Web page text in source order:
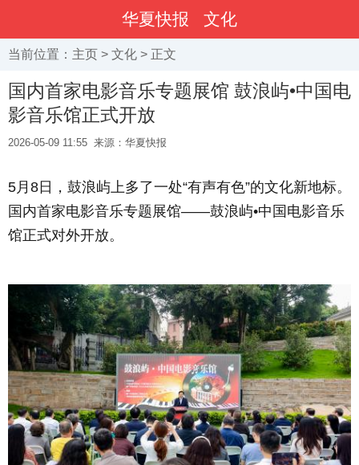
华夏快报 文化
当前位置： 主页 > 文化 > 正文
国内首家电影音乐专题展馆 鼓浪屿•中国电
影音乐馆正式开放
2026-05-09 11:55 来源：华夏快报
5月 8 日，鼓浪屿上多了一处“有声有色”的文化新地标。
国内首家电影音乐专题展馆——鼓浪屿•中国电影音乐
馆正式对外开放。